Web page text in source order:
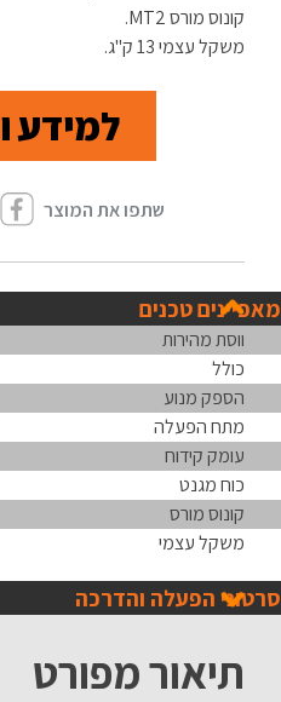
קונוס מורס MT2.
משקל עצמי 13 ק"ג.
למידע
מאפיינים טכנים
ווסת מהירות
כולל
הספק מנוע
מתח הפעלה
עומק קידוח
כוח מגנט
קונוס מורס
משקל עצמי
סרטוני הפעלה והדרכה
תיאור מפורט